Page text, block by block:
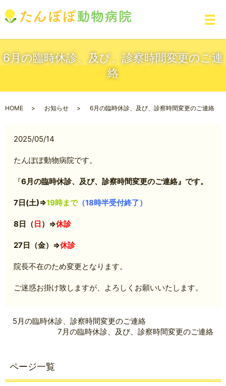
メ
6月の臨時休診、及び、診察時間変更のご連
絡
HOME お知らせ 6月の臨時休診、及び、診察時間変更のご連絡
2025/05/14
たんぽぽ動物病院です。
『6月の臨時休診、及び、診察時間変更のご連絡』です。
7日(土)⇒19時まで（18時半受付終了）
8日（日 ）⇒休診
27日（金）⇒休診
院長不在のため変更となります。
ご迷惑お掛け致しますが、よろしくお願いいたします。
5月の臨時休診、診察時間変更のご連絡
7月の臨時休診、及び、診察時間変更のご連絡